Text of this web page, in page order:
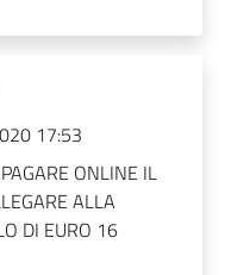
17:53
ONLINE IL
ALLA
DI EURO 16